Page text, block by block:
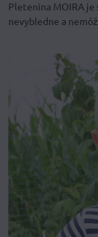
Pletenina MOIRA je
nevybledne a